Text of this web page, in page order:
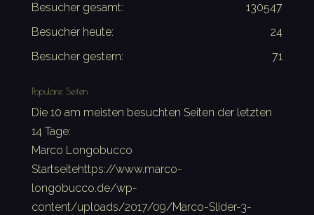
130547
Besucher gesamt:
24
Besucher heute:
71
Besucher gestern:
Populäre Seiten
Die 10 am meisten besuchten Seiten der letzten
14 Tage:
Marco Longobucco
Startseitehttps://www.marco-
longobucco.de/wp-
content/uploads/2017/09/Marco-Slider-3-